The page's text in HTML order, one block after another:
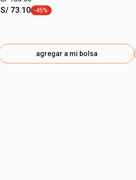
S/ 73.10 etiqueta -45%
-45%
agregar a mi bolsa